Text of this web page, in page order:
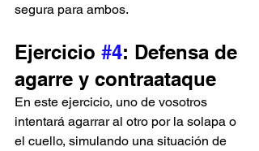
segura para ambos.
Ejercicio #4: Defensa de
agarre y contraataque
En este ejercicio, uno de vosotros
intentará agarrar al otro por la solapa o
el cuello, simulando una situación de